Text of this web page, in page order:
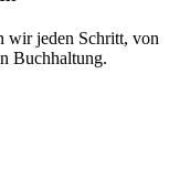
wir jeden Schritt, von
Buchhaltung.